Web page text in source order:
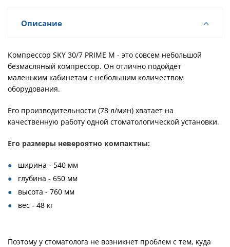
Описание
Компрессор SKY 30/7 PRIME М - это совсем небольшой
безмасляный компрессор. Он отлично подойдет
маленьким кабинетам с небольшим количеством
оборудования.
Его производительности (78 л/мин) хватает на
качественную работу одной стоматологической установки.
Его размеры невероятно компактны:
ширина - 540 мм
глубина - 650 мм
высота - 760 мм
вес - 48 кг
Поэтому у стоматолога не возникнет проблем с тем, куда